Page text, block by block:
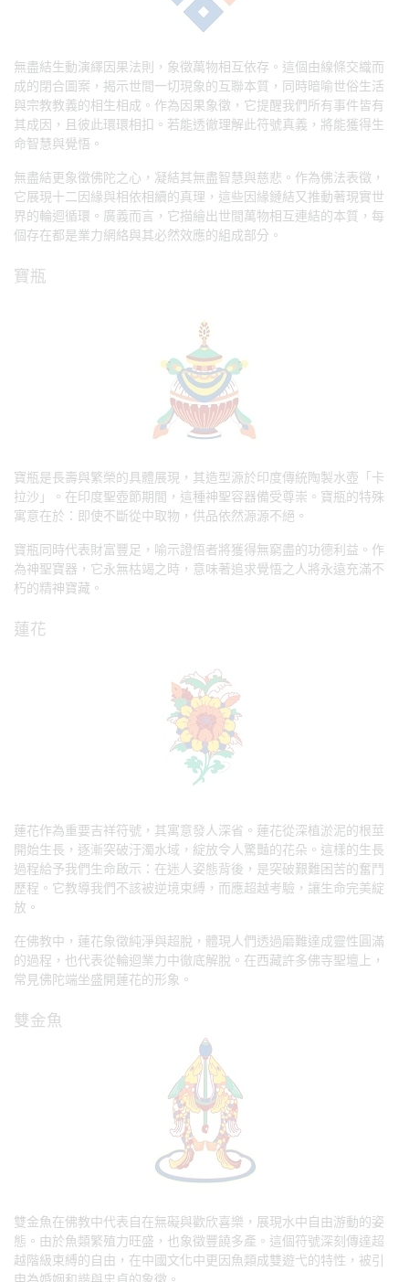
無盡結生動演繹因果法則，象徵萬物相互依存。這個由線條交織而
成的閉合圖案，揭示世間一切現象的互聯本質，同時暗喻世俗生活
與宗教教義的相生相成。作為因果象徵，它提醒我們所有事件皆有
其成因，且彼此環環相扣。若能透徹理解此符號真義，將能獲得生
命智慧與覺悟。
無盡結更象徵佛陀之心，凝結其無盡智慧與慈悲。作為佛法表徵，
它展現十二因緣與相依相續的真理，這些因緣鏈結又推動著現實世
界的輪迴循環。廣義而言，它描繪出世間萬物相互連結的本質，每
個存在都是業力網絡與其必然效應的組成部分。
寶瓶
寶瓶是長壽與繁榮的具體展現，其造型源於印度傳統陶製水壺「卡
拉沙」。在印度聖壺節期間，這種神聖容器備受尊崇。寶瓶的特殊
寓意在於：即使不斷從中取物，供品依然源源不絕。
寶瓶同時代表財富豐足，喻示證悟者將獲得無窮盡的功德利益。作
為神聖寶器，它永無枯竭之時，意味著追求覺悟之人將永遠充滿不
朽的精神寶藏。
蓮花
蓮花作為重要吉祥符號，其寓意發人深省。蓮花從深植淤泥的根莖
開始生長，逐漸突破汙濁水域，綻放令人驚豔的花朵。這樣的生長
過程給予我們生命啟示：在迷人姿態背後，是突破艱難困苦的奮鬥
歷程。它教導我們不該被逆境束縛，而應超越考驗，讓生命完美綻
放。
在佛教中，蓮花象徵純淨與超脫，體現人們透過磨難達成靈性圓滿
的過程，也代表從輪迴業力中徹底解脫。在西藏許多佛寺聖壇上，
常見佛陀端坐盛開蓮花的形象。
雙金魚
雙金魚在佛教中代表自在無礙與歡欣喜樂，展現水中自由游動的姿
態。由於魚類繁殖力旺盛，也象徵豐饒多產。這個符號深刻傳達超
越階級束縛的自由，在中國文化中更因魚類成雙遊弋的特性，被引